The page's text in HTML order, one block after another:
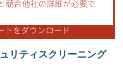
リティスクリーニング